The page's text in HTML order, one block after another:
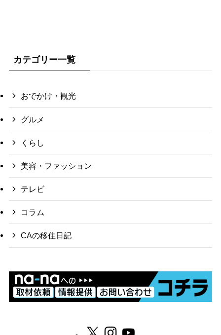
カテゴリー一覧
おでかけ・観光
グルメ
くらし
美容・ファッション
テレビ
コラム
CAの移住日記